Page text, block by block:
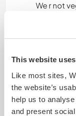
This website
Like most sites,
the website’s
help us to
and present
We r not
Autres
In the time
people,
anything